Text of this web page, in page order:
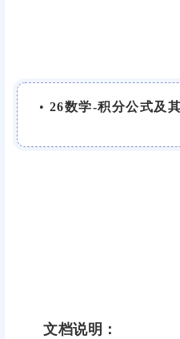
• 26数学-积分公式及
文档说明：